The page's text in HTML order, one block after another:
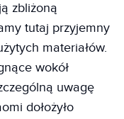
zbliżoną
tutaj przyjemny
materiałów.
wokół
uwagę
dołożyło